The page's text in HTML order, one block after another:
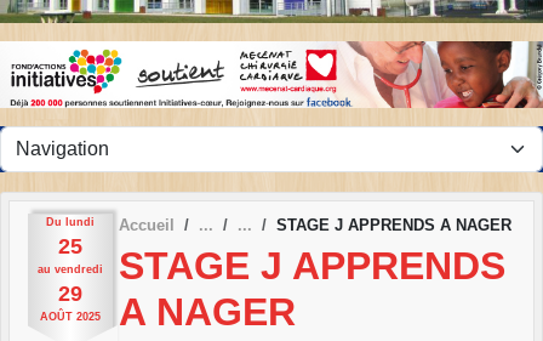
Du lundi
25
au vendredi
29
AOÛT 2025
Accueil STAGE J APPRENDS A NAGER
STAGE J APPRENDS
A NAGER